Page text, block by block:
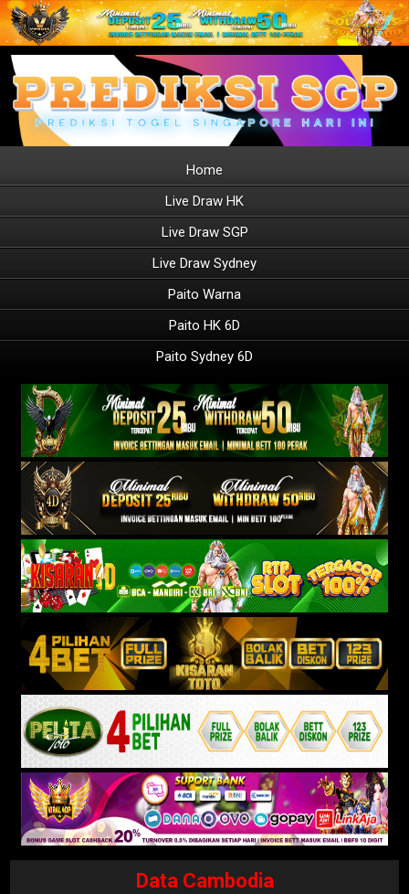
Home
Live Draw HK
Live Draw SGP
Live Draw Sydney
Paito Warna
Paito HK 6D
Paito Sydney 6D
Data Cambodia